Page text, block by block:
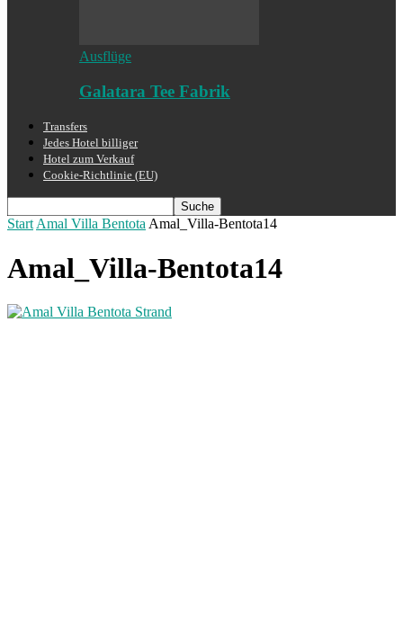
Ausflüge
Galatara Tee Fabrik
Transfers
Jedes Hotel billiger
Hotel zum Verkauf
Cookie-Richtlinie (EU)
StartAmal Villa BentotaAmal_Villa-Bentota14
Amal_Villa-Bentota14